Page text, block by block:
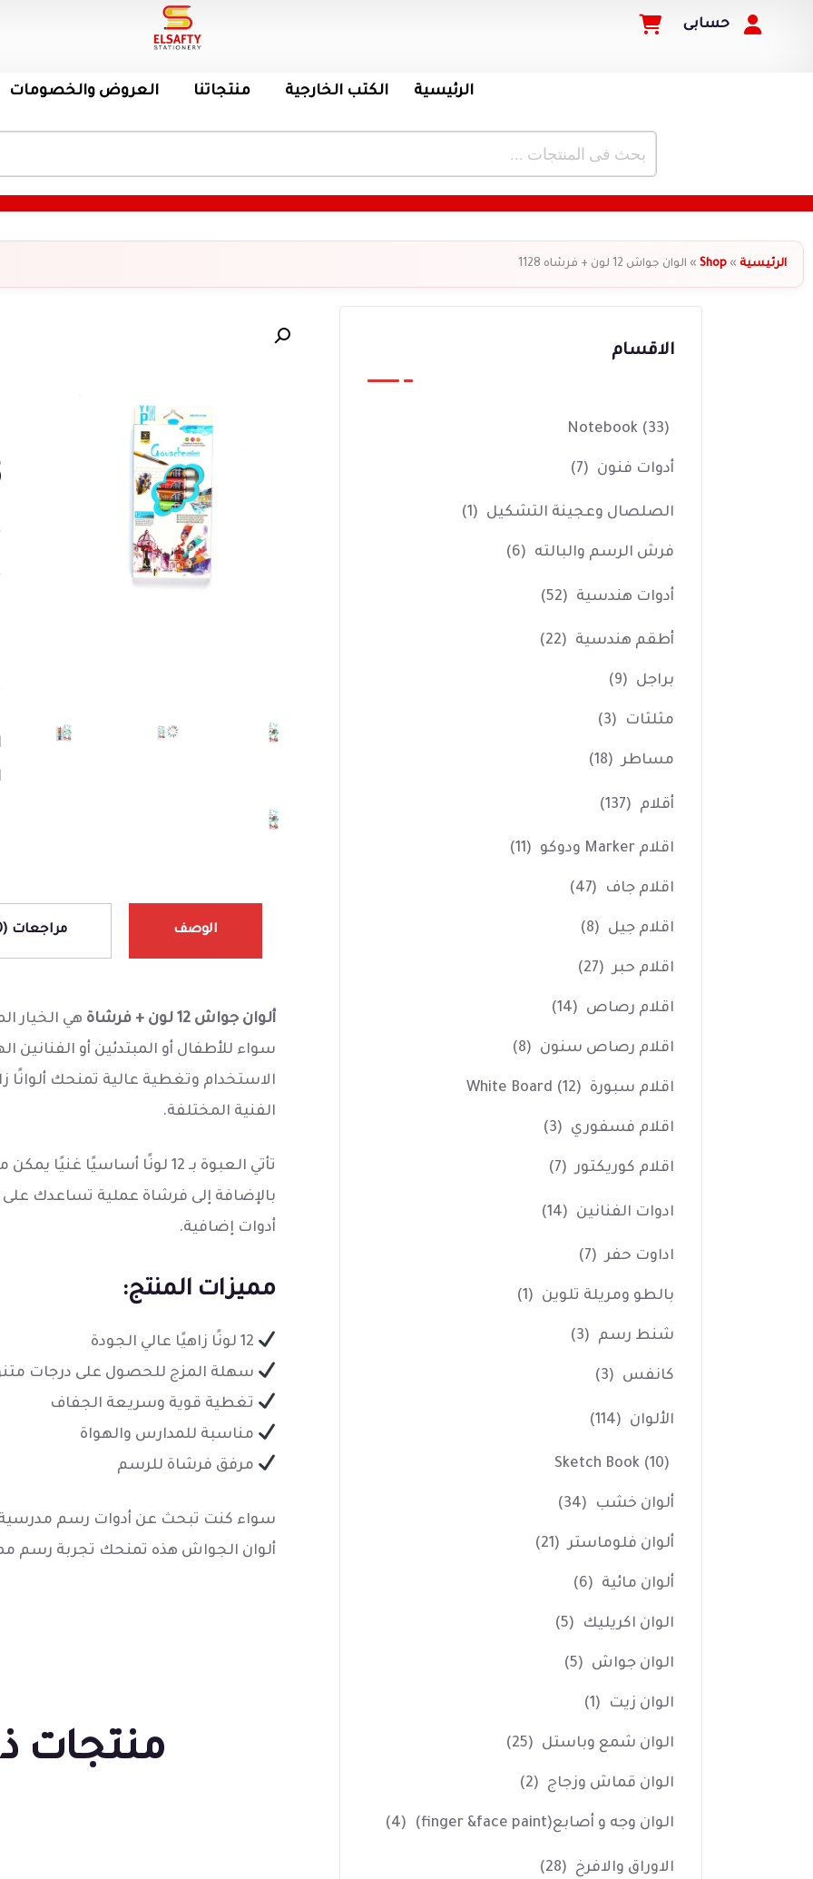
حسابى
الرئيسية الكتب الخارجية منتجاتنا العروض والخصومات
الرئيسية »
Shop
» الوان جواش 12 لون + فرشاه 1128
الوصف مراجعات (0)
ألوان جواش 12 لون + فرشاة
هي الخيار
سواء للأطفال أو المبتدئين أو الفنانين
الاستخدام وتغطية عالية تمنحك ألوانًا
الفنية المختلفة.
تأتي العبوة بـ 12 لونًا
بالإضافة إلى فرشاة عملية تساعدك على
أدوات إضافية.
مميزات المنتج:
سهلة المزج للحصول على درجات
تغطية قوية وسريعة الجفاف
مناسبة للمدارس والهواة
مرفق فرشاة للرسم
سواء كنت تبحث عن أدوات رسم مدرسية
ألوان الجواش هذه تمنحك تجربة رسم
منتجات
الاقسام
Notebook (33)
أدوات فنون (7)
الصلصال وعجينة التشكيل (1)
فرش الرسم والبالته (6)
أدوات هندسية (52)
أطقم هندسية (22)
براجل (9)
مثلثات (3)
مساطر (18)
أقلام (137)
اقلام Marker ودوكو (11)
اقلام جاف (47)
اقلام جيل (8)
اقلام حبر (27)
اقلام رصاص (14)
اقلام رصاص سنون (8)
اقلام سبورة White Board (12)
اقلام فسفوري (3)
اقلام كوريكتور (7)
ادوات الفنانين (14)
اداوت حفر (7)
بالطو ومريلة تلوين (1)
شنط رسم (3)
كانفس (3)
الألوان (114)
Sketch Book (10)
ألوان خشب (34)
ألوان فلوماستر (21)
ألوان مائية (6)
الوان اكريليك (5)
الوان جواش (5)
الوان زيت (1)
الوان شمع وباستل (25)
الوان قماش وزجاج (2)
الوان وجه و أصابع(finger &face paint) (4)
الاوراق والافرخ (28)